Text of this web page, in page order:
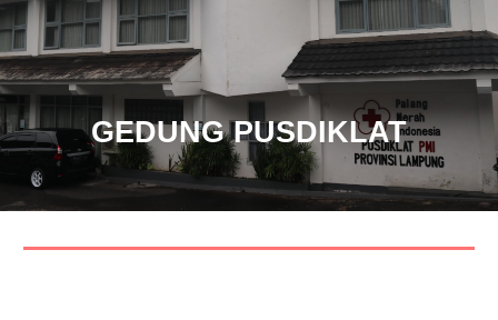
GEDUNG PUSDIKLAT